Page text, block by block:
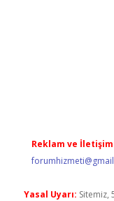
Reklam ve
Yasal Uyarı: Sitemiz,